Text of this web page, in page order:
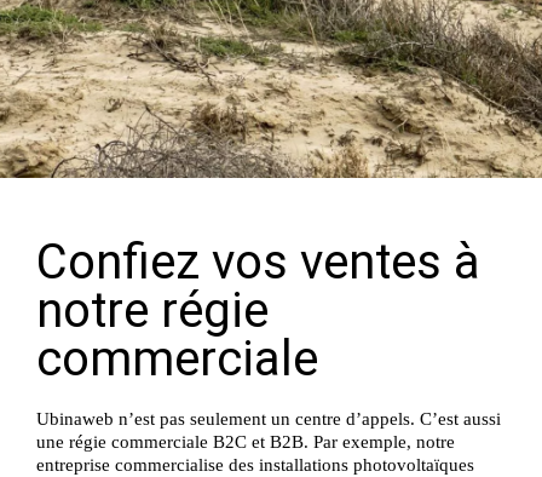
Confiez vos ventes à
notre régie
commerciale
Ubinaweb n’est pas seulement un centre d’appels. C’est aussi
une régie commerciale B2C et B2B. Par exemple, notre
entreprise commercialise des installations photovoltaïques